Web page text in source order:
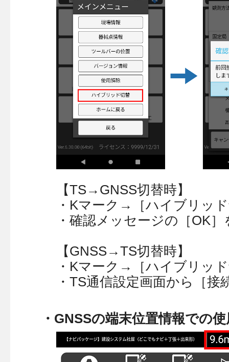
【TS→GNSS切替時】
・Kマーク→［ハイブリッ
・確認メッセージの［OK
【GNSS→TS切替時】
・Kマーク→［ハイブリッ
・TS通信設定画面から［接
・GNSSの端末位置情報での